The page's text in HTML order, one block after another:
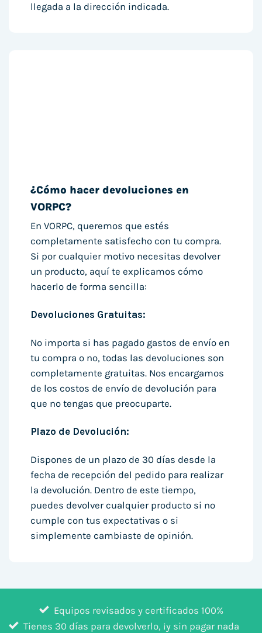
llegada a la dirección indicada.
¿Cómo hacer devoluciones en
VORPC?
En VORPC, queremos que estés
completamente satisfecho con tu compra.
Si por cualquier motivo necesitas devolver
un producto, aquí te explicamos cómo
hacerlo de forma sencilla:
Devoluciones Gratuitas:
No importa si has pagado gastos de envío en
tu compra o no, todas las devoluciones son
completamente gratuitas. Nos encargamos
de los costos de envío de devolución para
que no tengas que preocuparte.
Plazo de Devolución:
Dispones de un plazo de 30 días desde la
fecha de recepción del pedido para realizar
la devolución. Dentro de este tiempo,
puedes devolver cualquier producto si no
cumple con tus expectativas o si
simplemente cambiaste de opinión.
Equipos revisados y certificados 100%
Tienes 30 días para devolverlo, ¡y sin pagar nada